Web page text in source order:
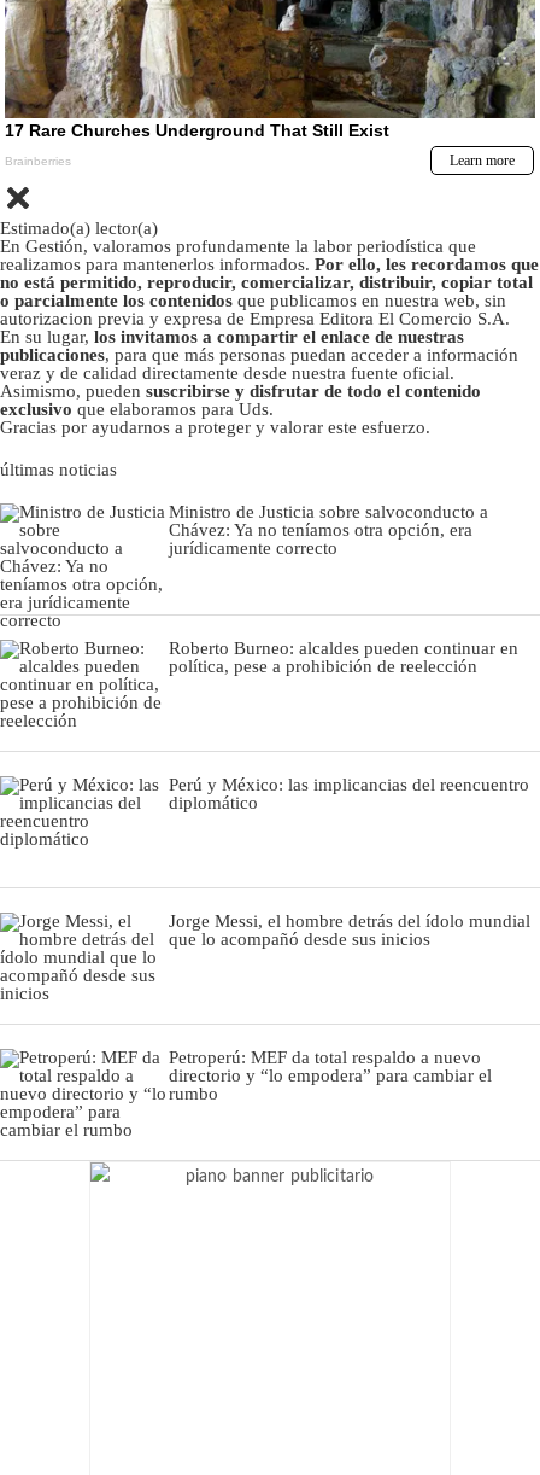
Estimado(a) lector(a)
En Gestión, valoramos profundamente la labor periodística que
realizamos para mantenerlos informados. Por ello, les recordamos que
no está permitido, reproducir, comercializar, distribuir, copiar total
o parcialmente los contenidos que publicamos en nuestra web, sin
autorizacion previa y expresa de Empresa Editora El Comercio S.A.
En su lugar, los invitamos a compartir el enlace de nuestras
publicaciones, para que más personas puedan acceder a información
veraz y de calidad directamente desde nuestra fuente oficial.
Asimismo, pueden suscribirse y disfrutar de todo el contenido
exclusivo que elaboramos para Uds.
Gracias por ayudarnos a proteger y valorar este esfuerzo.
últimas noticias
Ministro de Justicia sobre salvoconducto a
Chávez: Ya no teníamos otra opción, era
jurídicamente correcto
Roberto Burneo: alcaldes pueden continuar en
política, pese a prohibición de reelección
Perú y México: las implicancias del reencuentro
diplomático
Jorge Messi, el hombre detrás del ídolo mundial
que lo acompañó desde sus inicios
Petroperú: MEF da total respaldo a nuevo
directorio y “lo empodera” para cambiar el
rumbo